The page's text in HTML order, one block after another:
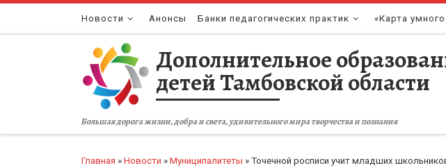
Перейти к содержимому
Новости Анонсы Банки педагогических практик «Карта
Дополнительное
детей Тамбовской области
Большая дорога жизни, добра и света, удивительного мира творчества и познания
Главная » Новости » Муниципалитеты » Точечной росписи учит младших